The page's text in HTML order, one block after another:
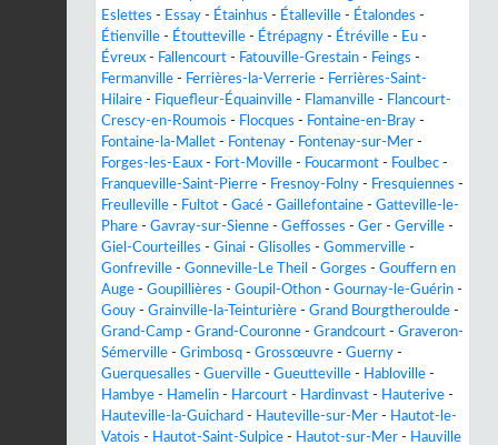
Eslettes - Essay - Étainhus - Étalleville - Étalondes -
Étienville - Étoutteville - Étrépagny - Étréville - Eu -
Évreux - Fallencourt - Fatouville-Grestain - Feings -
Fermanville - Ferrières-la-Verrerie - Ferrières-Saint-
Hilaire - Fiquefleur-Équainville - Flamanville - Flancourt-
Crescy-en-Roumois - Flocques - Fontaine-en-Bray -
Fontaine-la-Mallet - Fontenay - Fontenay-sur-Mer -
Forges-les-Eaux - Fort-Moville - Foucarmont - Foulbec -
Franqueville-Saint-Pierre - Fresnoy-Folny - Fresquiennes -
Freulleville - Fultot - Gacé - Gaillefontaine - Gatteville-le-
Phare - Gavray-sur-Sienne - Geffosses - Ger - Gerville -
Giel-Courteilles - Ginai - Glisolles - Gommerville -
Gonfreville - Gonneville-Le Theil - Gorges - Gouffern en
Auge - Goupillières - Goupil-Othon - Gournay-le-Guérin -
Gouy - Grainville-la-Teinturière - Grand Bourgtheroulde -
Grand-Camp - Grand-Couronne - Grandcourt - Graveron-
Sémerville - Grimbosq - Grossœuvre - Guerny -
Guerquesalles - Guerville - Gueutteville - Habloville -
Hambye - Hamelin - Harcourt - Hardinvast - Hauterive -
Hauteville-la-Guichard - Hauteville-sur-Mer - Hautot-le-
Vatois - Hautot-Saint-Sulpice - Hautot-sur-Mer - Hauville